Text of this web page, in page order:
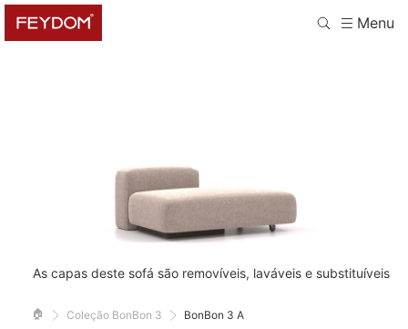
Menu
As capas deste sofá são removíveis, laváveis e substituíveis
🏠 Coleção BonBon 3 BonBon 3 A